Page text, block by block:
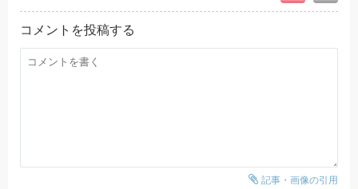
コメントを投稿する
記事・画像の引用